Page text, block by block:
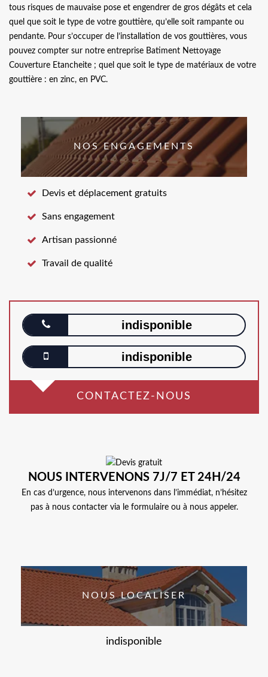
tous risques de mauvaise pose et engendrer de gros dégâts et cela
quel que soit le type de votre gouttière, qu’elle soit rampante ou
pendante. Pour s’occuper de l’installation de vos gouttières, vous
pouvez compter sur notre entreprise Batiment Nettoyage
Couverture Etancheite ; quel que soit le type de matériaux de votre
gouttière : en zinc, en PVC.
NOS ENGAGEMENTS
Devis et déplacement gratuits
Sans engagement
Artisan passionné
Travail de qualité
indisponible
indisponible
CONTACTEZ-NOUS
NOUS INTERVENONS 7J/7 ET 24H/24
En cas d’urgence, nous intervenons dans l’immédiat, n’hésitez
pas à nous contacter via le formulaire ou à nous appeler.
NOUS LOCALISER
indisponible